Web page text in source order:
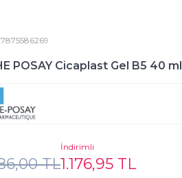
POSAY Cicaplast Gel B5 40 ml
TL
İndirimli
1.176,95 TL